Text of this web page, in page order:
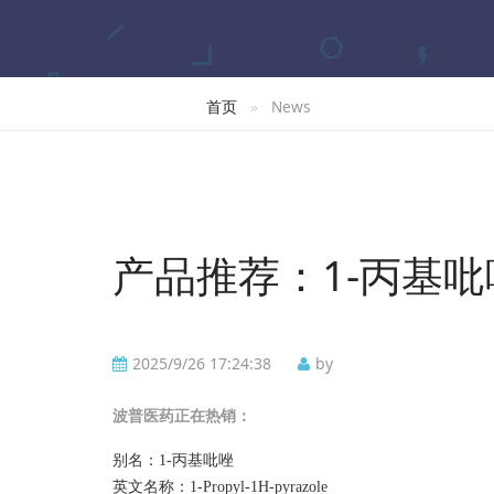
首页 News
产品推荐：1-丙基
2025/9/26 17:24:38 by
波普医药正在热销：
别名： 1-丙基吡唑
英文名称： 1-Propyl-1H-pyrazole